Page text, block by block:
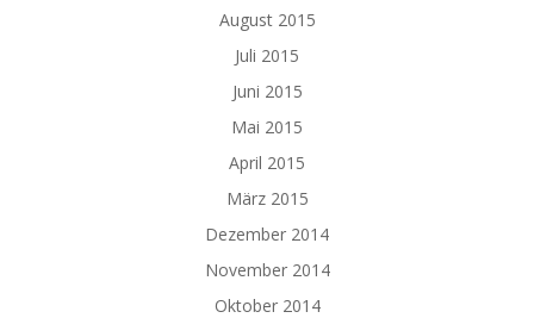
August 2015
Juli 2015
Juni 2015
Mai 2015
April 2015
März 2015
Dezember 2014
November 2014
Oktober 2014